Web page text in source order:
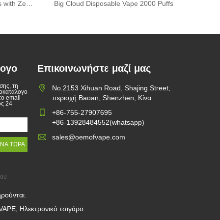
Big Cloud Disposable Vape 2000 Puffs
τη
email
24
Επικοινωνήστε μαζί μας
No.2153 Xihuan Road, Shajing Street,
περιοχή Baoan, Shenzhen, Κίνα
+86-755-27907695
+86-13928484552(whatsapp)
sales@oemofvape.com
Ηλεκτρονικό τσιγάρο